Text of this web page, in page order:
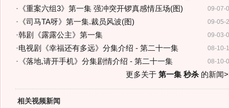
09-07-
· 《重案六组3》第一集 强冲突开锣真感情压场(图)
09-05-
· 《司马TA呀》第一集.裁员风波(图)
09-03-
·韩剧《露露公主》第一集
08-10-
·电视剧《幸福还有多远》分集介绍 - 第二十一集
08-10-
· 《落地,请开手机》分集剧情介绍 - 第二十一集
更多关于 第一集 秒杀的新闻
相关视频新闻